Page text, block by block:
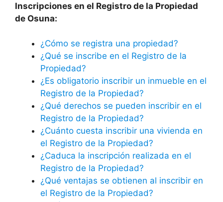
Inscripciones en el Registro de la Propiedad
de Osuna:
¿Cómo se registra una propiedad?
¿Qué se inscribe en el Registro de la
Propiedad?
¿Es obligatorio inscribir un inmueble en el
Registro de la Propiedad?
¿Qué derechos se pueden inscribir en el
Registro de la Propiedad?
¿Cuánto cuesta inscribir una vivienda en
el Registro de la Propiedad?
¿Caduca la inscripción realizada en el
Registro de la Propiedad?
¿Qué ventajas se obtienen al inscribir en
el Registro de la Propiedad?